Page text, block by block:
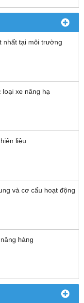
nhất tại môi trường
loại xe nâng hạ
liệu
và cơ cấu hoạt động
hàng